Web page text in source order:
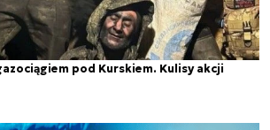
pod Kurskiem. Kulisy akcji